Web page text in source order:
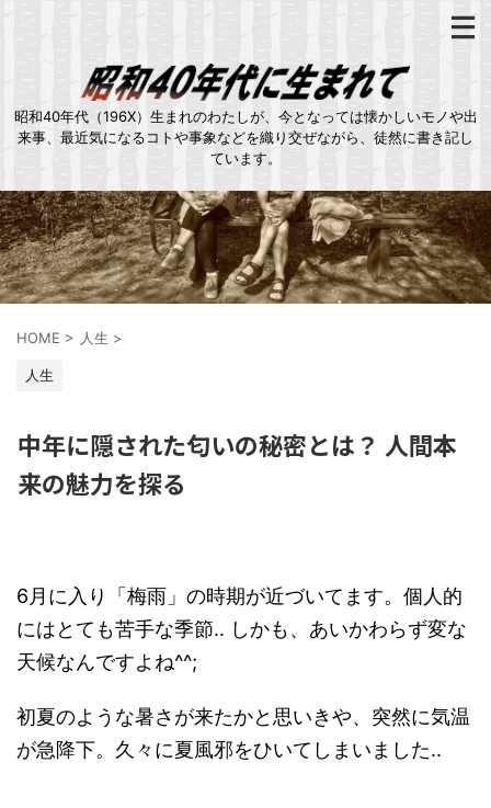
昭和40年代（196X）生まれのわたしが、今となっては懐かしいモノや出
来事、最近気になるコトや事象などを織り交ぜながら、徒然に書き記し
ています。
HOME > 人生 >
人生
中年に隠された匂いの秘密とは？ 人間本
来の魅力を探る
6月に入り「梅雨」の時期が近づいてます。個人的
にはとても苦手な季節.. しかも、あいかわらず変な
天候なんですよね^^;
初夏のような暑さが来たかと思いきや、突然に気温
が急降下。久々に夏風邪をひいてしまいました..